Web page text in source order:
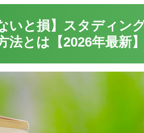
いと損】スタディン
法とは【2026年最新】